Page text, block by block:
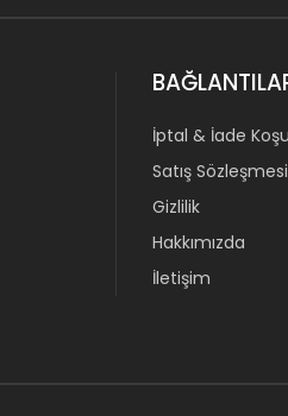
İptal & İade
Satış Sözleşmesi
Gizlilik
Hakkımızda
İletişim